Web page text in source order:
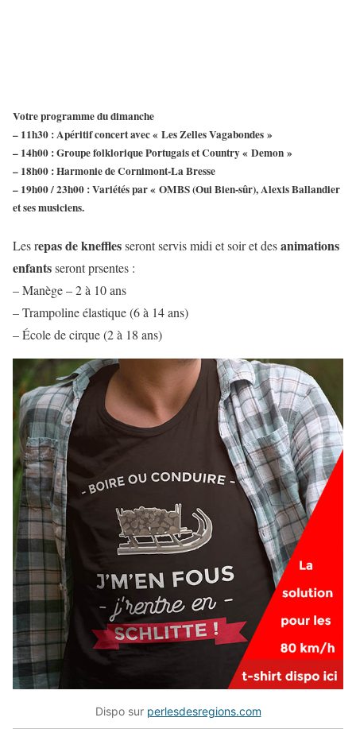
Votreprogrammedu dimanche
– 11h30 : Apéritif concert avec « Les Zelles Vagabondes »
– 14h00 : Groupe folklorique Portugais et Country « Demon »
– 18h00 : Harmonie de Cornimont-La Bresse
– 19h00 / 23h00 : Variétés par « OMBS (Oui Bien-sûr), Alexis Ballandier
et ses musiciens.
Les repas de knefflesseront servis midi et soir et desanimations
enfantsseront prsentes :
– Manège – 2 à 10 ans
– Trampoline élastique (6 à 14 ans)
– École de cirque (2 à 18 ans)
Dispo sur perlesdesregions.com